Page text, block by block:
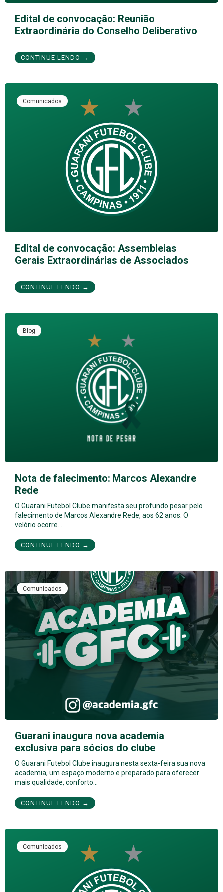
Edital de convocação: Reunião
Extraordinária do Conselho Deliberativo
CONTINUE LENDO →
Comunicados
Edital de convocação: Assembleias
Gerais Extraordinárias de Associados
CONTINUE LENDO →
Blog
Nota de falecimento: Marcos Alexandre
Rede
O Guarani Futebol Clube manifesta seu profundo pesar pelo
falecimento de Marcos Alexandre Rede, aos 62 anos. O
velório ocorre…
CONTINUE LENDO →
Comunicados
Guarani inaugura nova academia
exclusiva para sócios do clube
O Guarani Futebol Clube inaugura nesta sexta-feira sua nova
academia, um espaço moderno e preparado para oferecer
mais qualidade, conforto…
CONTINUE LENDO →
Comunicados